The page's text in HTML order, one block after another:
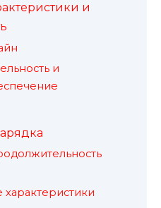
и
и
характеристики